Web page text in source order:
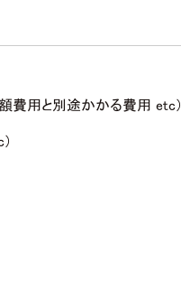
費用と別途かかる費用 etc）